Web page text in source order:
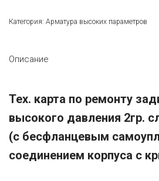
Категория: Арматура высоких параметров
Описание
Тех. карта по ремонту
высокого давления 2гр.
(с бесфланцевым
соединением корпуса с